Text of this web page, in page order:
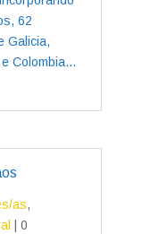
62
Galicia,
Colombia...
as,
| 0